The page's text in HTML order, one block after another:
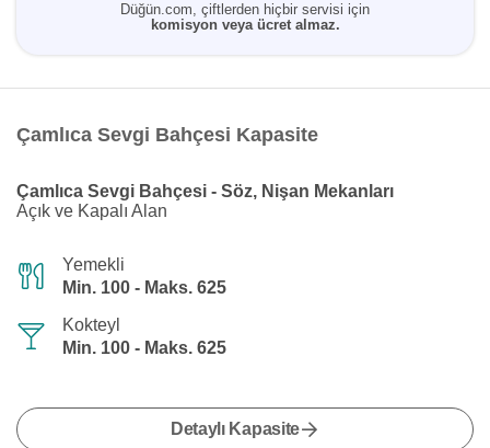
Düğün.com, çiftlerden hiçbir servisi için
komisyon veya ücret almaz.
Çamlıca Sevgi Bahçesi Kapasite
Çamlıca Sevgi Bahçesi - Söz, Nişan Mekanları
Açık ve Kapalı Alan
Yemekli
Min. 100 - Maks. 625
Kokteyl
Min. 100 - Maks. 625
Detaylı Kapasite